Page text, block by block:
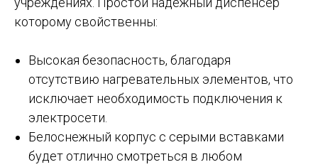
которому свойственны:
Высокая безопасность, благодаря
отсутствию нагревательных элементов, что
исключает необходимость подключения к
электросети.
Белоснежный корпус с серыми вставками
будет отлично смотреться в любом